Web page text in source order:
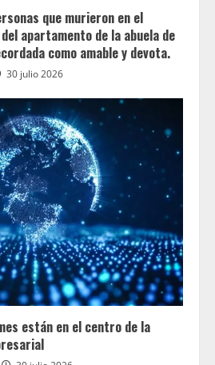
que murieron en el
apartamento de la abuela de
como amable y devota.
30 julio 2026
están en el centro de la